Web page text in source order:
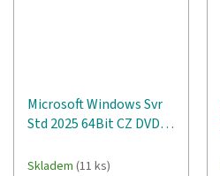
Microsoft Windows Svr
Std 2025 64Bit CZ DVD
Skladem (11 ks)